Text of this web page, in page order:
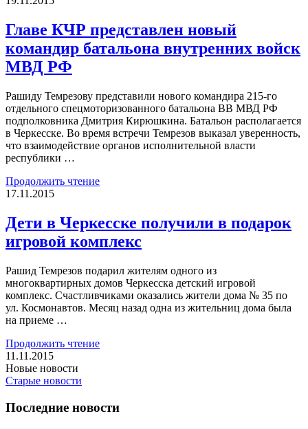
Главе КЧР представлен новый
командир батальона внутренних войск
МВД РФ
Рашиду Темрезову представили нового командира 215-го
отдельного спецмоторизованного батальона ВВ МВД РФ
подполковника Дмитрия Кирюшкина. Батальон располагается
в Черкесске. Во время встречи Темрезов выказал уверенность,
что взаимодействие органов исполнительной власти
республики …
Продолжить чтение
17.11.2015
Дети в Черкесске получили в подарок
игровой комплекс
Рашид Темрезов подарил жителям одного из
многоквартирных домов Черкесска детский игровой
комплекс. Счастливчиками оказались жители дома № 35 по
ул. Космонавтов. Месяц назад одна из жительниц дома была
на приеме …
Продолжить чтение
11.11.2015
Новые новости
Старые новости
Последние новости